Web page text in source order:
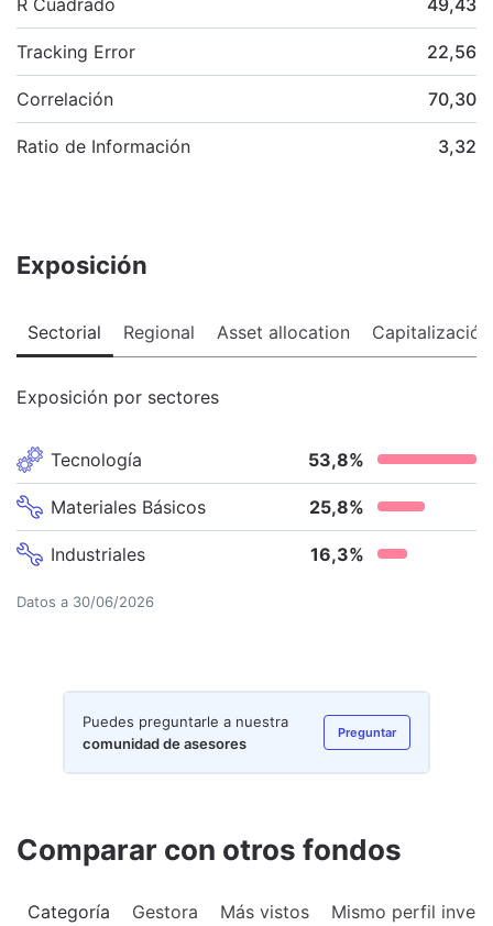
Tracking Error 22,56
Correlación 70,30
Ratio de Información 3,32
Exposición
Sectorial Regional Asset allocation Capitalización
Exposición por sectores
Tecnología 53,8%
Materiales Básicos 25,8%
Industriales 16,3%
Datos a 30/06/2026
Puedes preguntarle a nuestra
comunidad de asesores
Preguntar
Comparar con otros fondos
Categoría Gestora Más vistos Mismo perfil